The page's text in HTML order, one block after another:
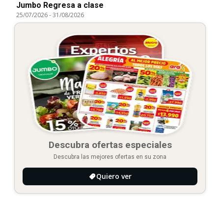
Jumbo Regresa a clase
25/07/2026-31/08/2026
Descubra ofertas especiales
Descubra las mejores ofertas en su zona
Quiero ver